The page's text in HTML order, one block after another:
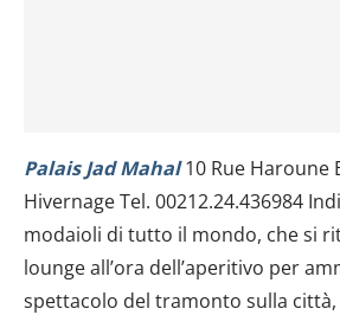
Palais Jad Mahal10 Rue Haroune
Hivernage Tel. 00212.24.436984
modaioli di tutto il mondo, che si
lounge all’ora dell’aperitivo per
spettacolo del tramonto sulla